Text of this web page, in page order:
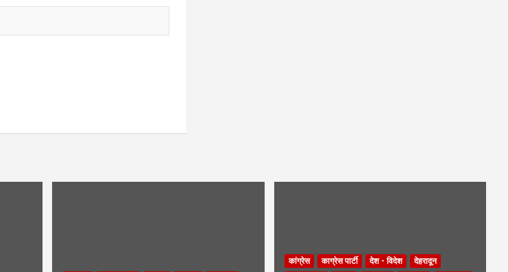
कांग्रेस काग्रेस पार्टी देश - विदेश
देहरादून